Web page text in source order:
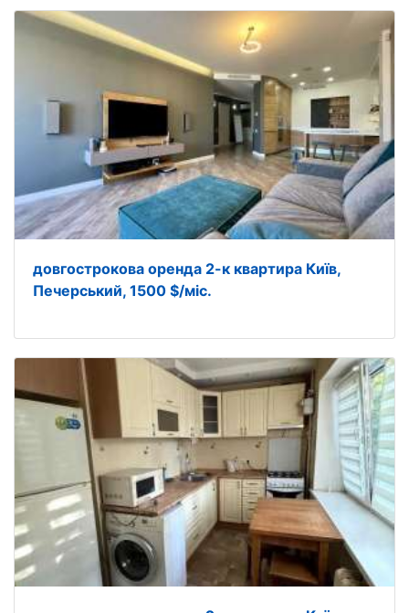
довгострокова оренда 2-к квартира Київ,
Печерський, 1500 $/міс.